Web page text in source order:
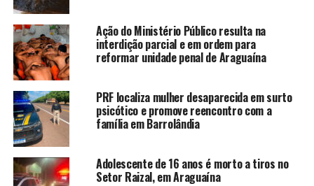
Ação do Ministério Público resulta na
interdição parcial e em ordem para
reformar unidade penal de Araguaína
PRF localiza mulher desaparecida em surto
psicótico e promove reencontro com a
família em Barrolândia
Adolescente de 16 anos é morto a tiros no
Setor Raizal, em Araguaína